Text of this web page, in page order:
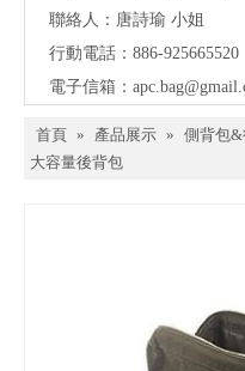
聯絡人：唐詩瑜 小姐
行動電話：886-925665520
電子信箱：
首頁 » 產品展示 » 側背包
大容量後背包